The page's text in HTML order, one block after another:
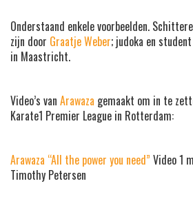
Onderstaand enkele voorbeelden.
zijn door Graatje Weber; judoka en
in Maastricht.
Video’s van Arawaza gemaakt om in te
Karate1 Premier League in Rotterdam:
Arawaza “All the power you need” Video 1
Timothy Petersen